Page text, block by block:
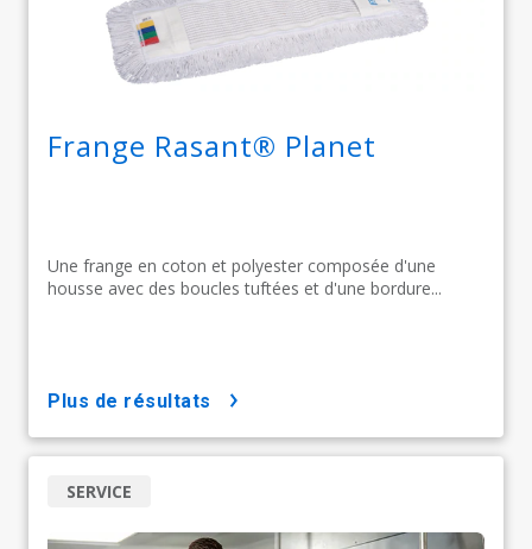
Frange Rasant® Planet
Une frange en coton et polyester composée d'une
housse avec des boucles tuftées et d'une bordure...
plus de résultats
SERVICE